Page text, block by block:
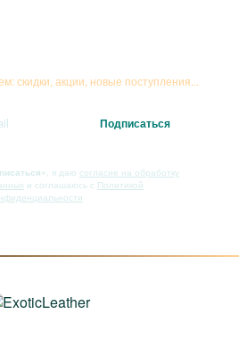
скидки, акции, новые поступления...
, я даю согласие на обработку
и соглашаюсь с Политикой